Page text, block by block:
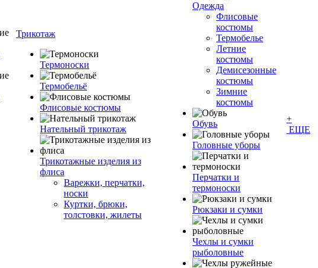
Трикотаж
Термоноски
Термобельё
Флисовые костюмы
Нательный трикотаж
Трикотажные изделия из
флиса
Варежки, перчатки,
носки
Куртки, брюки,
толстовки, жилеты
Одежда
Флисовые
костюмы
Термобелье
Летние
костюмы
Демисезонные
костюмы
Зимние
костюмы
Обувь
Головные уборы
Перчатки и
термоноски
Рюкзаки и сумки
Чехлы и сумки
рыболовные
+
ЕЩЕ